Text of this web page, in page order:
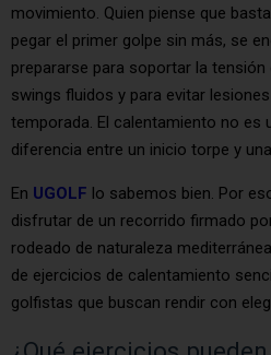
movimiento. Quien piense que
pegar el primer golpe sin más, se
prepararse para soportar la
swings fluidos y para evitar
temporada. El calentamiento no es
diferencia entre un inicio torpe y
En UGOLF lo sabemos bien. Por
disfrutar de un recorrido firmado
rodeado de naturaleza
de ejercicios de calentamiento
golfistas que buscan rendir con